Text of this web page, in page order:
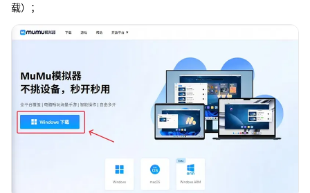
载）；